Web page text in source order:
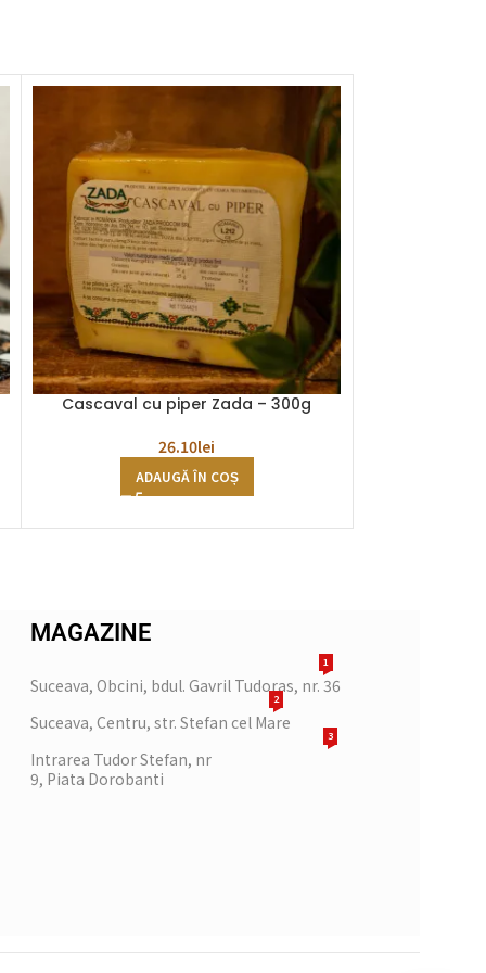
Cascaval cu piper Zada – 300g
26.10lei
ADAUGĂ ÎN COȘ
MAGAZINE
Suceava, Obcini, bdul. Gavril Tudoras, nr. 36
1
Suceava, Centru, str. Stefan cel Mare
2
Intrarea Tudor Stefan, nr
9, Piata Dorobanti
3